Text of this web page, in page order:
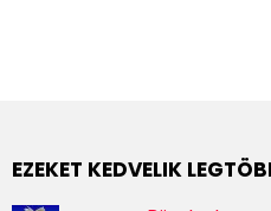
EZEKET KEDVELIK